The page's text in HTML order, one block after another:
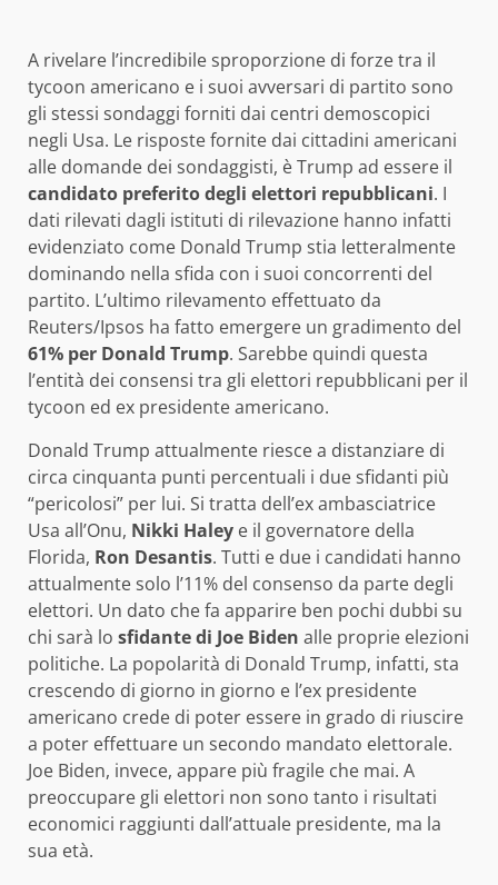
A rivelare l’incredibile sproporzione di forze tra il
tycoon americano e i suoi avversari di partito sono
gli stessi sondaggi forniti dai centri demoscopici
negli Usa. Le risposte fornite dai cittadini americani
alle domande dei sondaggisti, è Trump ad essere il
candidato preferito degli elettori repubblicani. I
dati rilevati dagli istituti di rilevazione hanno infatti
evidenziato come Donald Trump stia letteralmente
dominando nella sfida con i suoi concorrenti del
partito. L’ultimo rilevamento effettuato da
Reuters/Ipsos ha fatto emergere un gradimento del
61% per Donald Trump. Sarebbe quindi questa
l’entità dei consensi tra gli elettori repubblicani per il
tycoon ed ex presidente americano.
Donald Trump attualmente riesce a distanziare di
circa cinquanta punti percentuali i due sfidanti più
“pericolosi” per lui. Si tratta dell’ex ambasciatrice
Usa all’Onu, Nikki Haley e il governatore della
Florida, Ron Desantis. Tutti e due i candidati hanno
attualmente solo l’11% del consenso da parte degli
elettori. Un dato che fa apparire ben pochi dubbi su
chi sarà lo sfidante di Joe Biden alle proprie elezioni
politiche. La popolarità di Donald Trump, infatti, sta
crescendo di giorno in giorno e l’ex presidente
americano crede di poter essere in grado di riuscire
a poter effettuare un secondo mandato elettorale.
Joe Biden, invece, appare più fragile che mai. A
preoccupare gli elettori non sono tanto i risultati
economici raggiunti dall’attuale presidente, ma la
sua età.